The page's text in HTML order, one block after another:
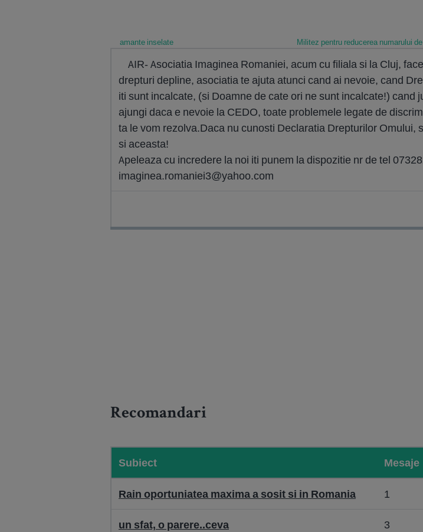
amante inselate Militez pentru reducerea numarului
AIR- Asociatia Imaginea Romaniei, acum cu filiala si la Cluj,
drepturi depline, asociatia te ajuta atunci cand ai nevoie, cand
iti sunt incalcate, (si Doamne de cate ori ne sunt incalcate!)
ajungi daca e nevoie la CEDO, toate problemele legate de
ta le vom rezolva.Daca nu cunosti Declaratia Drepturilor
si aceasta!
Apeleaza cu incredere la noi iti punem la dispozitie nr de tel
imaginea.romaniei3@yahoo.com
Recomandari
Subiect Mesaje
Rain oportuniatea maxima a sosit si in Romania 1
un sfat, o parere..ceva 3